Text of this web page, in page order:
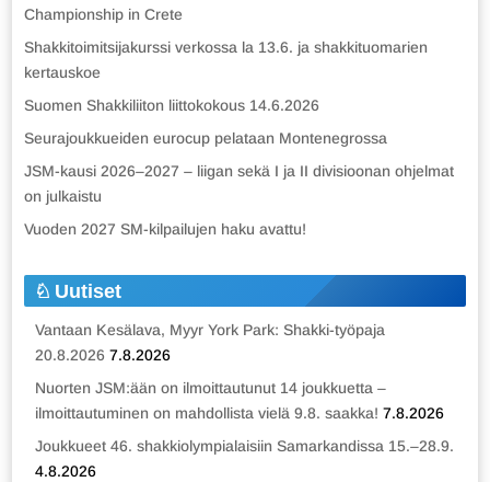
Championship in Crete
Shakkitoimitsijakurssi verkossa la 13.6. ja shakkituomarien
kertauskoe
Suomen Shakkiliiton liittokokous 14.6.2026
Seurajoukkueiden eurocup pelataan Montenegrossa
JSM-kausi 2026–2027 – liigan sekä I ja II divisioonan ohjelmat
on julkaistu
Vuoden 2027 SM-kilpailujen haku avattu!
Uutiset
Vantaan Kesälava, Myyr York Park: Shakki-työpaja
20.8.2026 7.8.2026
Nuorten JSM:ään on ilmoittautunut 14 joukkuetta –
ilmoittautuminen on mahdollista vielä 9.8. saakka! 7.8.2026
Joukkueet 46. shakkiolympialaisiin Samarkandissa 15.–28.9.
4.8.2026